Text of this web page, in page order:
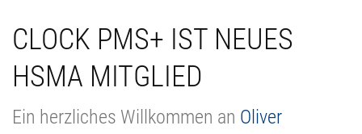
CLOCK PMS+ IST NEUES
HSMA MITGLIED
Ein herzliches Willkommen an Oliver